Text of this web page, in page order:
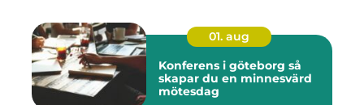
01. aug
Konferens i göteborg så
skapar du en minnesvärd
mötesdag